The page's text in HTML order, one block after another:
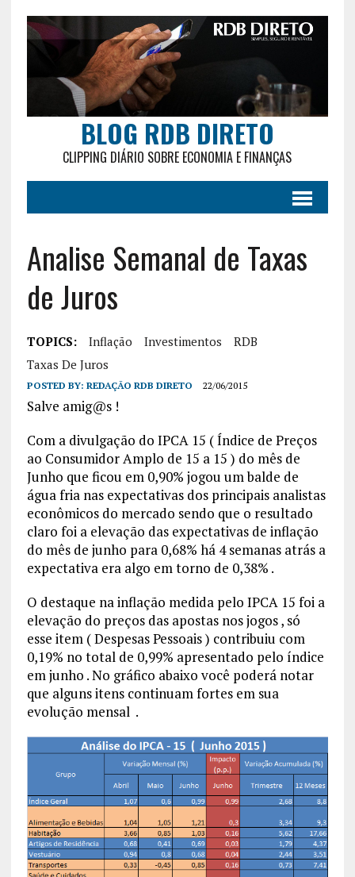
BLOG RDB DIRETO
CLIPPING DIÁRIO SOBRE ECONOMIA E FINANÇAS
Analise Semanal de Taxas
de Juros
TOPICS: Inflação Investimentos
RDB
Taxas De Juros
POSTED BY: REDAÇÃO RDB DIRETO 22/06/2015
Salve amig@s !
Com a divulgação do IPCA 15 ( Índice de Preços
ao Consumidor Amplo de 15 a 15 ) do mês de
Junho que ficou em 0,90% jogou um balde de
água fria nas expectativas dos principais analistas
econômicos do mercado sendo que o resultado
claro foi a elevação das expectativas de inflação
do mês de junho para 0,68% há 4 semanas atrás a
expectativa era algo em torno de 0,38% .
O destaque na inflação medida pelo IPCA 15 foi a
elevação do preços das apostas nos jogos , só
esse item ( Despesas Pessoais ) contribuiu com
0,19% no total de 0,99% apresentado pelo índice
em junho . No gráfico abaixo você poderá notar
que alguns itens continuam fortes em sua
evolução mensal .